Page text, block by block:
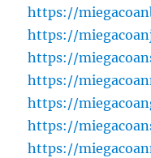
https://
https://
https://
https://
https://
https://
https://